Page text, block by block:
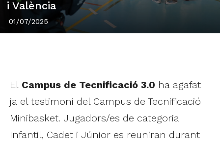
i València
01/07/2025
El Campus de Tecnificació 3.0 ha agafat
ja el testimoni del Campus de Tecnificació
Minibasket. Jugadors/es de categoria
Infantil, Cadet i Júnior es reuniran durant